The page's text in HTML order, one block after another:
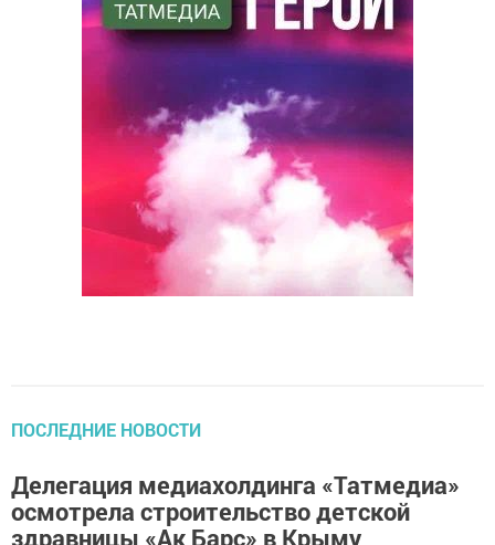
ПОСЛЕДНИЕ НОВОСТИ
Делегация медиахолдинга «Татмедиа»
осмотрела строительство детской
здравницы «Ак Барс» в Крыму